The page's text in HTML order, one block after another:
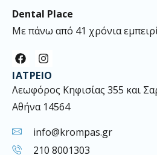
Dental Place
Με πάνω από 41 χρόνια
F
a
c
e
b
o
k
I
n
s
t
a
g
a
ΙΑΤΡΕΊΟ
Λεωφόρος Κηφισίας 355 και
Αθήνα 14564
info@krompas.gr
210 8001303